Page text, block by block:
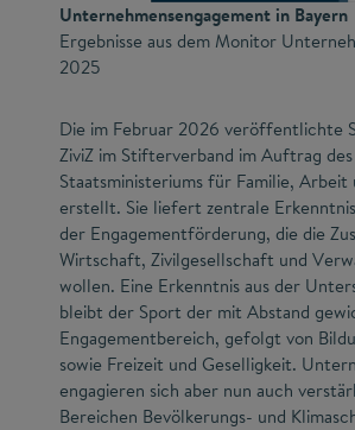
Unternehmensengagement in Bayern
Ergebnisse aus dem Monitor
2025
Die im Februar 2026 veröffentlichte
ZiviZ im Stifterverband im Auftrag
Staatsministeriums für Familie, Arbeit
erstellt. Sie liefert zentrale
der Engagementförderung, die die
Wirtschaft, Zivilgesellschaft und
wollen. Eine Erkenntnis aus der
bleibt der Sport der mit Abstand
Engagementbereich, gefolgt von
sowie Freizeit und Geselligkeit.
engagieren sich aber nun auch
Bereichen Bevölkerungs- und